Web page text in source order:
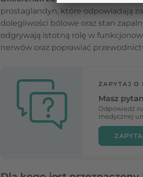
prostaglandyn, które odpowiadają
dolegliwości bólowe oraz stan
odgrywają istotną rolę w
nerwów oraz poprawiać
ZAPYTAJ O
Masz
Odpowiedź
medycznej